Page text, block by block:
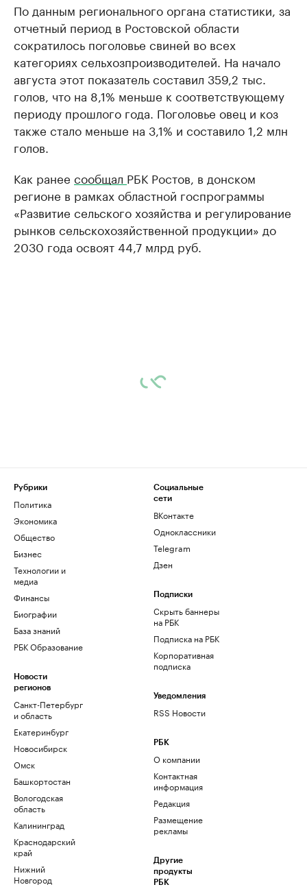
По данным регионального органа статистики, за
отчетный период в Ростовской области
сократилось поголовье свиней во всех
категориях сельхозпроизводителей. На начало
августа этот показатель составил 359,2 тыс.
голов, что на 8,1% меньше к соответствующему
периоду прошлого года. Поголовье овец и коз
также стало меньше на 3,1% и составило 1,2 млн
голов.
Как ранее сообщал РБК Ростов, в донском
регионе в рамках областной госпрограммы
«Развитие сельского хозяйства и регулирование
рынков сельскохозяйственной продукции» до
2030 года освоят 44,7 млрд руб.
Рубрики
Политика
Экономика
Общество
Бизнес
Технологии и
медиа
Финансы
Биографии
База знаний
РБК Образование
Новости
регионов
Санкт-Петербург
и область
Екатеринбург
Новосибирск
Омск
Башкортостан
Вологодская
область
Калининград
Краснодарский
край
Нижний
Новгород
Социальные
сети
ВКонтакте
Одноклассники
Telegram
Дзен
Подписки
Скрыть баннеры
на РБК
Подписка на РБК
Корпоративная
подписка
Уведомления
RSS Новости
РБК
О компании
Контактная
информация
Редакция
Размещение
рекламы
Другие
продукты
РБК